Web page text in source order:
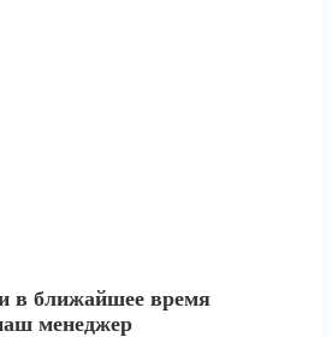
в ближайшее время
менеджер